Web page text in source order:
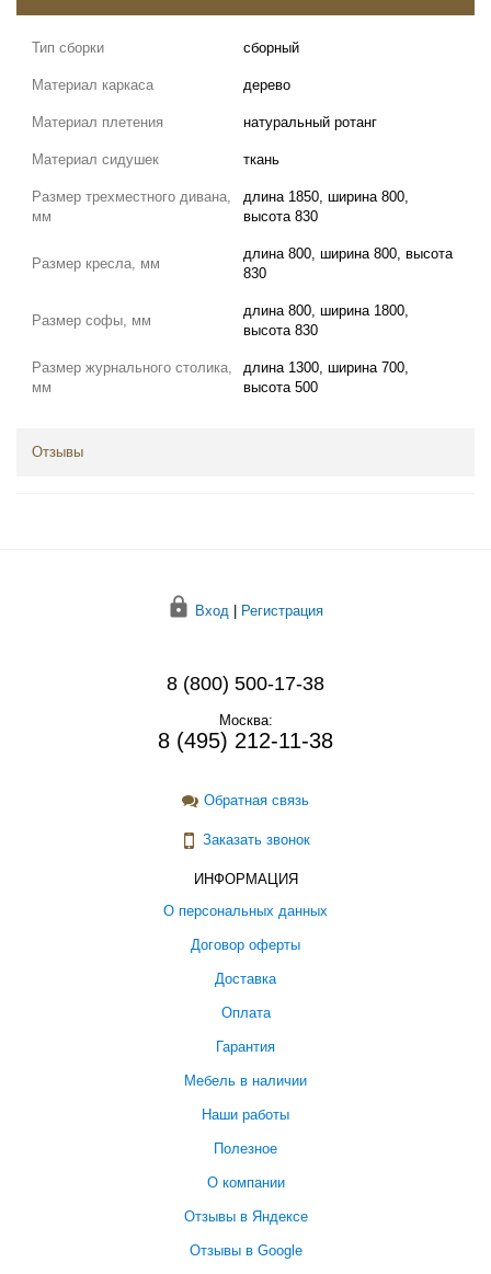
Тип сборки сборный
Материал каркаса дерево
Материал плетения натуральный ротанг
Материал сидушек ткань
Размер трехместного дивана,
мм
длина 1850, ширина 800,
высота 830
Размер кресла, мм
длина 800, ширина 800, высота
830
Размер софы, мм
длина 800, ширина 1800,
высота 830
Размер журнального столика,
мм
длина 1300, ширина 700,
высота 500
Отзывы
Вход | Регистрация
8 (800) 500-17-38
Москва:
8 (495) 212-11-38
Обратная связь
Заказать звонок
ИНФОРМАЦИЯ
О персональных данных
Договор оферты
Доставка
Оплата
Гарантия
Мебель в наличии
Наши работы
Полезное
О компании
Отзывы в Яндексе
Отзывы в Google